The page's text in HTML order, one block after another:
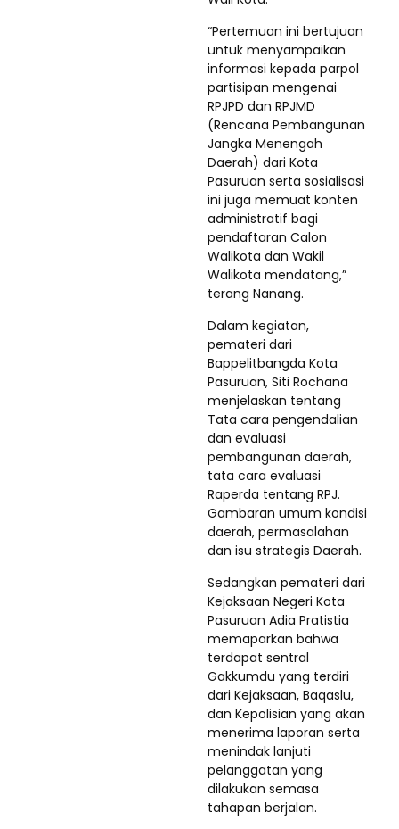
“Pertemuan ini bertujuan
untuk menyampaikan
informasi kepada parpol
partisipan mengenai
RPJPD dan RPJMD
(Rencana Pembangunan
Jangka Menengah
Daerah) dari Kota
Pasuruan serta sosialisasi
ini juga memuat konten
administratif bagi
pendaftaran Calon
Walikota dan Wakil
Walikota mendatang,”
terang Nanang.
Dalam kegiatan,
pemateri dari
Bappelitbangda Kota
Pasuruan, Siti Rochana
menjelaskan tentang
Tata cara pengendalian
dan evaluasi
pembangunan daerah,
tata cara evaluasi
Raperda tentang RPJ.
Gambaran umum kondisi
daerah, permasalahan
dan isu strategis Daerah.
Sedangkan pemateri dari
Kejaksaan Negeri Kota
Pasuruan Adia Pratistia
memaparkan bahwa
terdapat sentral
Gakkumdu yang terdiri
dari Kejaksaan, Baqaslu,
dan Kepolisian yang akan
menerima laporan serta
menindak lanjuti
pelanggatan yang
dilakukan semasa
tahapan berjalan.